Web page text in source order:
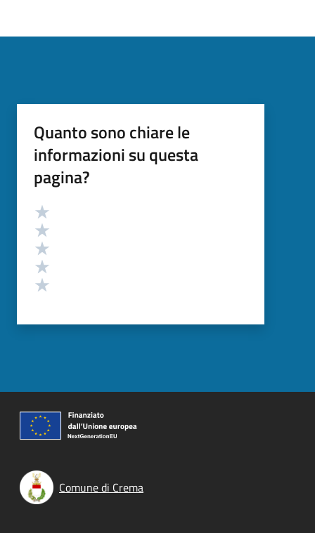
Quanto sono chiare le
informazioni su questa
pagina?
Valutazione
Comune di Crema